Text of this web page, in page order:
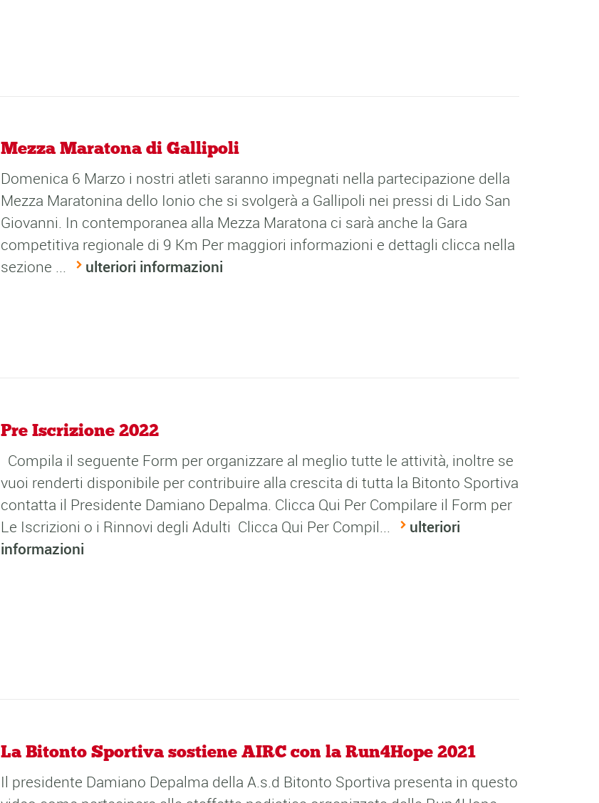
Mezza Maratona di Gallipoli
Domenica 6 Marzo i nostri atleti saranno impegnati nella partecipazione della
Mezza Maratonina dello Ionio che si svolgerà a Gallipoli nei pressi di Lido San
Giovanni. In contemporanea alla Mezza Maratona ci sarà anche la Gara
competitiva regionale di 9 Km Per maggiori informazioni e dettagli clicca nella
sezione ...
ulteriori informazioni
Pre Iscrizione 2022
Compila il seguente Form per organizzare al meglio tutte le attività, inoltre se
vuoi renderti disponibile per contribuire alla crescita di tutta la Bitonto Sportiva
contatta il Presidente Damiano Depalma. Clicca Qui Per Compilare il Form per
Le Iscrizioni o i Rinnovi degli Adulti Clicca Qui Per Compil...
ulteriori
informazioni
La Bitonto Sportiva sostiene AIRC con la Run4Hope 2021
Il presidente Damiano Depalma della A.s.d Bitonto Sportiva presenta in questo